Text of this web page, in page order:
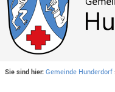
Sie sind hier: Gemeinde Hunderdorf